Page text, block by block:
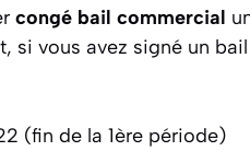
congé bail commercial
si vous avez signé un
(fin de la 1ère période)